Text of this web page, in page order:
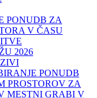
PONUDB ZA
V ČASU
2026
PONUDB
PROSTOROV ZA
MESTNI GRABI V